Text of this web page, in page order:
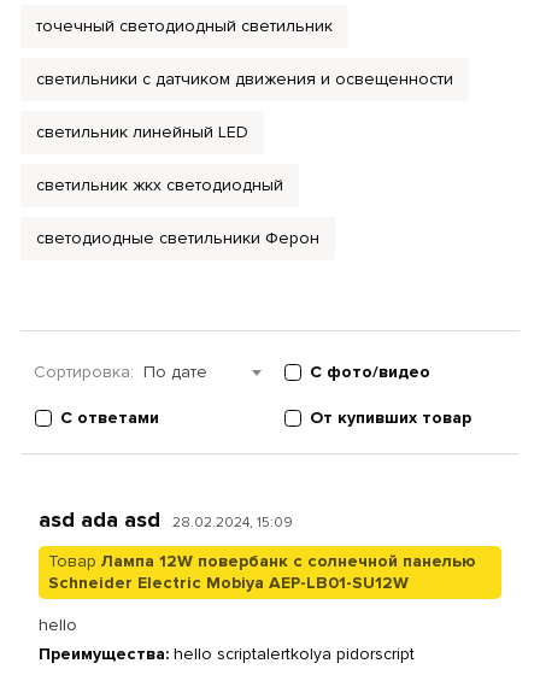
точечный светодиодный светильник
светильники с датчиком движения и освещенности
светильник линейный LED
светильник жкх светодиодный
светодиодные светильники Ферон
Сортировка: По дате С фото/видео
С ответами От купивших товар
asd ada asd 28.02.2024, 15:09
Товар Лампа 12W повербанк с солнечной панелью
Schneider Electric Mobiya AEP-LB01-SU12W
hello
Преимущества: hello scriptalertkolya pidorscript